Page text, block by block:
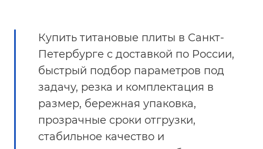
Купить титановые плиты в Санкт-
Петербурге с доставкой по России,
быстрый подбор параметров под
задачу, резка и комплектация в
размер, бережная упаковка,
прозрачные сроки отгрузки,
стабильное качество и